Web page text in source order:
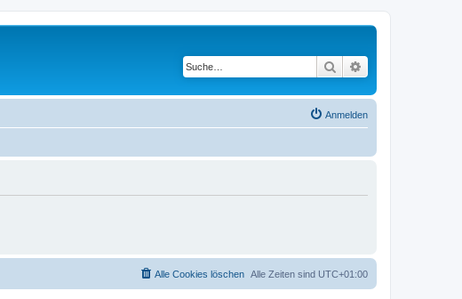
Suche
Anmelden
Alle Zeiten sind UTC+01:00
Alle Cookies löschen